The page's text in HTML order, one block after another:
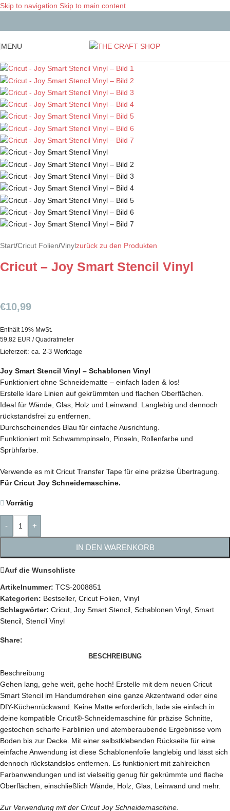
Skip to navigation Skip to main content
MENU
Start/Cricut Folien/Vinylzurück zu den Produkten
Cricut – Joy Smart Stencil Vinyl
€10,99
Enthält 19% MwSt.
59,82 EUR / Quadratmeter
Lieferzeit: ca. 2-3 Werktage
Joy Smart Stencil Vinyl – Schablonen Vinyl
Funktioniert ohne Schneidematte – einfach laden & los!
Erstelle klare Linien auf gekrümmten und flachen Oberflächen.
Ideal für Wände, Glas, Holz und Leinwand. Langlebig und dennoch
rückstandsfrei zu entfernen.
Durchscheinendes Blau für einfache Ausrichtung.
Funktioniert mit Schwammpinseln, Pinseln, Rollenfarbe und
Sprühfarbe.
Verwende es mit Cricut Transfer Tape für eine präzise Übertragung.
Für Cricut Joy Schneidemaschine.
Vorrätig
- +
IN DEN WARENKORB
Auf die Wunschliste
Artikelnummer: TCS-2008851
Kategorien: Bestseller, Cricut Folien Vinyl
Schlagwörter: Cricut Joy Smart Stencil Schablonen Vinyl Smart
Stencil Stencil Vinyl
Share:
BESCHREIBUNG
Beschreibung
Gehen lang, gehe weit, gehe hoch! Erstelle mit dem neuen Cricut
Smart Stencil im Handumdrehen eine ganze Akzentwand oder eine
DIY-Küchenrückwand. Keine Matte erforderlich, lade sie einfach in
deine kompatible Cricut®-Schneidemaschine für präzise Schnitte,
gestochen scharfe Farblinien und atemberaubende Ergebnisse vom
Boden bis zur Decke. Mit einer selbstklebenden Rückseite für eine
einfache Anwendung ist diese Schablonenfolie langlebig und lässt sich
dennoch rückstandslos entfernen. Es funktioniert mit zahlreichen
Farbanwendungen und ist vielseitig genug für gekrümmte und flache
Oberflächen, einschließlich Wände, Holz, Glas, Leinwand und mehr.
Zur Verwendung mit der Cricut Joy Schneidemaschine.